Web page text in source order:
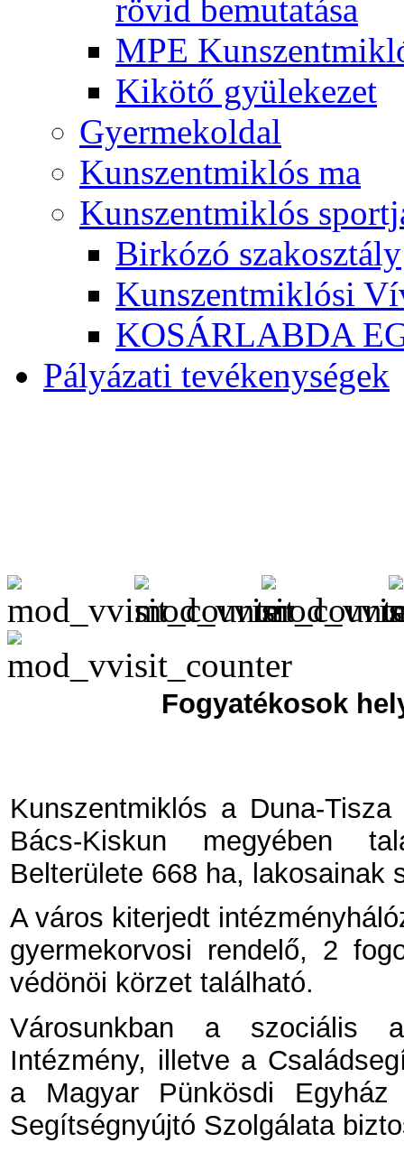
rövid bemutatása
MPE
Kikötő gyülekezet
Gyermekoldal
Kunszentmiklós ma
Kunszentmiklós
Birkózó szakosztály
Kunszentmiklósi
KOSÁRLABDA
Pályázati tevékenységek
Fogyatékosok
Kunszentmiklós a Duna-
Bács-Kiskun megyében
Belterülete 668 ha, lakosainak
A város kiterjedt
gyermekorvosi rendelő, 2
védönöi körzet található.
Városunkban a szociális
Intézmény, illetve a
a Magyar Pünkösdi Egyház
Segítségnyújtó Szolgálata